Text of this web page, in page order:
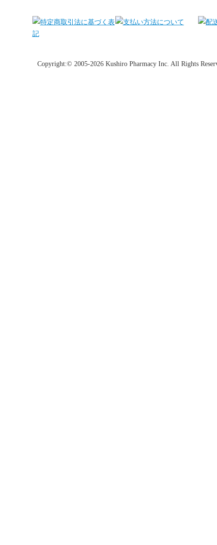
Copyright:© 2005-2026 Kushiro Pharmacy Inc. All Rights